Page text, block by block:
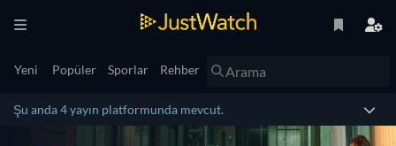
Yeni Popüler Sporlar Rehber
Şu anda 4 yayın platformunda mevcut.